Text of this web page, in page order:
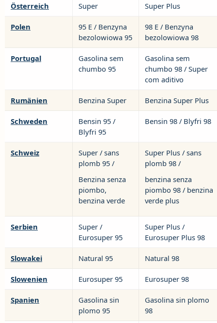
Österreich Super Super Plus
Polen
95 E / Benzyna
bezolowiowa 95
98 E / Benzyna
bezolowiowa 98
Portugal
Gasolina sem
chumbo 95
Gasolina sem
chumbo 98 / Super
com aditivo
Rumänien Benzina Super Benzina Super Plus
Schweden
Bensin 95 /
Blyfri 95
Bensin 98 / Blyfri 98
Schweiz
Super / sans
plomb 95 /
Benzina senza
piombo,
benzina verde
Super Plus / sans
plomb 98 /
benzina senza
piombo 98 / benzina
verde plus
Serbien
Super /
Eurosuper 95
Super Plus /
Eurosuper Plus 98
Slowakei Natural 95 Natural 98
Slowenien Eurosuper 95 Eurosuper 98
Spanien
Gasolina sin
plomo 95
Gasolina sin plomo
98